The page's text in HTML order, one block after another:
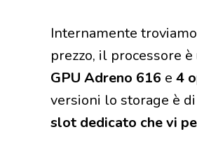
Internamente
prezzo, il processore è
GPU Adreno 616 e 4
versioni lo storage è di
slot dedicato che vi